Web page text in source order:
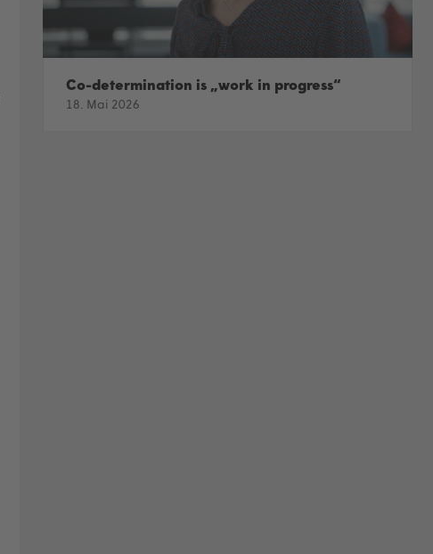
Co-determination is „work in progress“
18. Mai 2026